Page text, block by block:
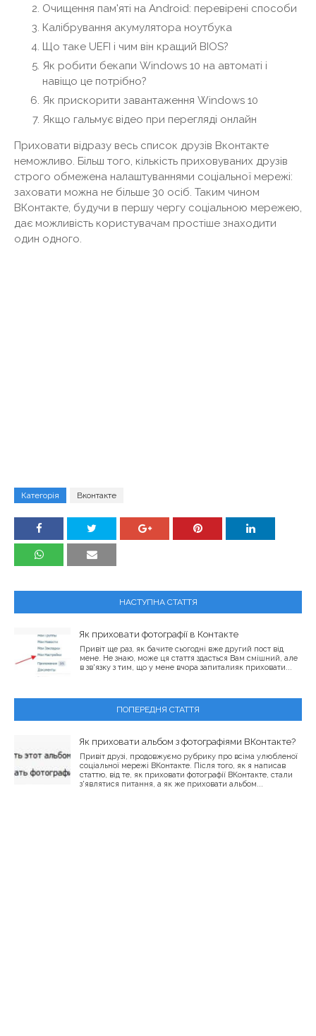
Очищення пам'яті на Android: перевірені способи
Калібрування акумулятора ноутбука
Що таке UEFI і чим він кращий BIOS?
Як робити бекапи Windows 10 на автоматі і
навіщо це потрібно?
Як прискорити завантаження Windows 10
Якщо гальмує відео при перегляді онлайн
Приховати відразу весь список друзів Вконтакте
неможливо. Більш того, кількість приховуваних друзів
строго обмежена налаштуваннями соціальної мережі:
заховати можна не більше 30 осіб. Таким чином
ВКонтакте, будучи в першу чергу соціальною мережею,
дає можливість користувачам простіше знаходити
один одного.
Категорія Вконтакте
НАСТУПНА СТАТТЯ
Як приховати фотографії в Контакте
Привіт ще раз, як бачите сьогодні вже другий пост від
мене. Не знаю, може ця стаття здасться Вам смішний, але
в зв'язку з тим, що у мене вчора запиталияк приховати...
ПОПЕРЕДНЯ СТАТТЯ
Як приховати альбом з фотографіями ВКонтакте?
Привіт друзі, продовжуємо рубрику про всіма улюбленої
соціальної мережі ВКонтакте. Після того, як я написав
статтю, від те, як приховати фотографії ВКонтакте, стали
з'являтися питання, а як же приховати альбом...